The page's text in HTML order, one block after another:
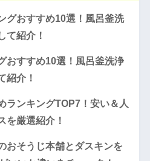
グおすすめ10選！風呂釜洗
て紹介！
おすすめ10選！風呂釜洗浄
紹介！
ランキングTOP7！安い＆人
を厳選紹介！
おそうじ本舗とダスキンを